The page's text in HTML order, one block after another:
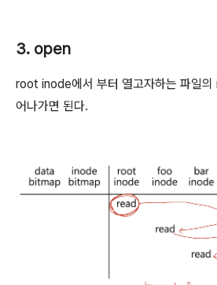
3. open
root inode에서 부터 열고자하는 파일의
어나가면 된다.